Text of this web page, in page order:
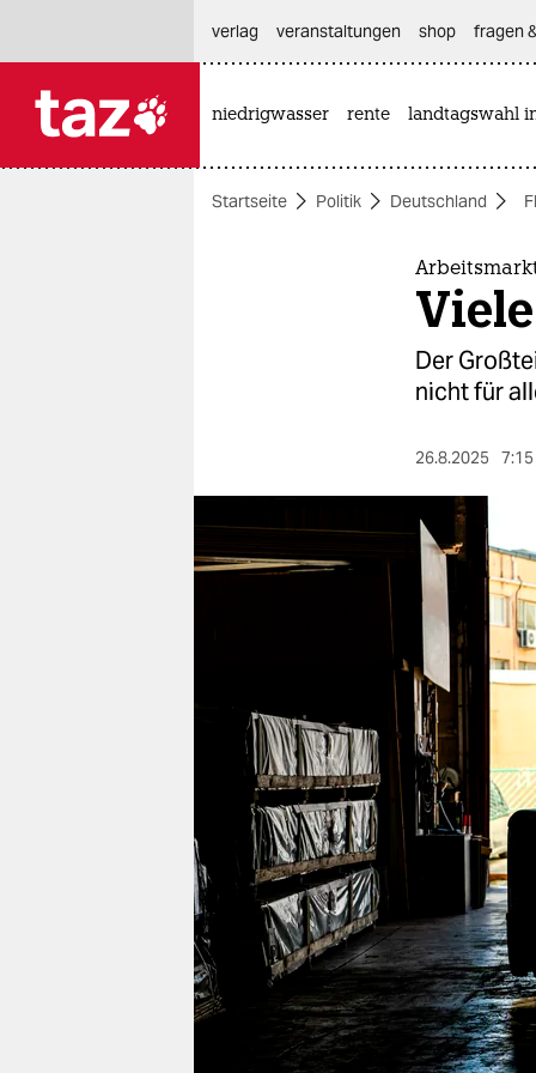
themen
verlag
veranstaltungen
shop
fragen & hilfe
unterstützen
abo
genossenschaft
verlag
veranstaltungen shop fragen
niedrigwasser rente landtagswahl
Startseite Politik Deutschland
Der
nicht für
26.8.2025